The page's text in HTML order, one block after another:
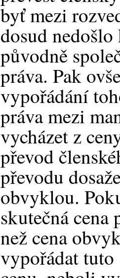
byť mezi
dosud
původně
práva. Pak
vypořádání
práva mezi
vycházet z
převod
převodu
obvyklou.
skutečná cena
než cena
vypořádat tuto